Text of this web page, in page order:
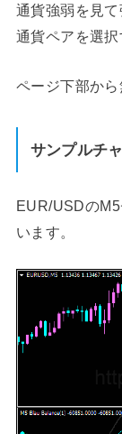
通貨強弱を見
通貨ペアを選択
ページ下部から
サンプルチ
EUR/USDの
います。